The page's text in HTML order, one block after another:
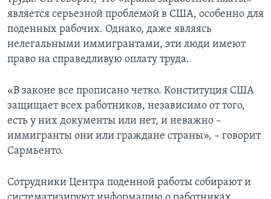
является серьезной проблемой в США, особенно для
поденных рабочих. Однако, даже являясь
нелегальными иммигрантами, эти люди имеют
право на справедливую оплату труда.
«В законе все прописано четко. Конституция США
защищает всех работников, независимо от того,
есть у них документы или нет, и неважно –
иммигранты они или граждане страны», – говорит
Сармьенто.
Сотрудники Центра поденной работы собирают и